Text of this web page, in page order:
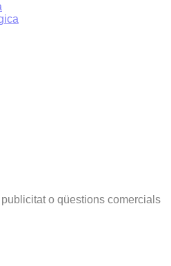
o qüestions comercials